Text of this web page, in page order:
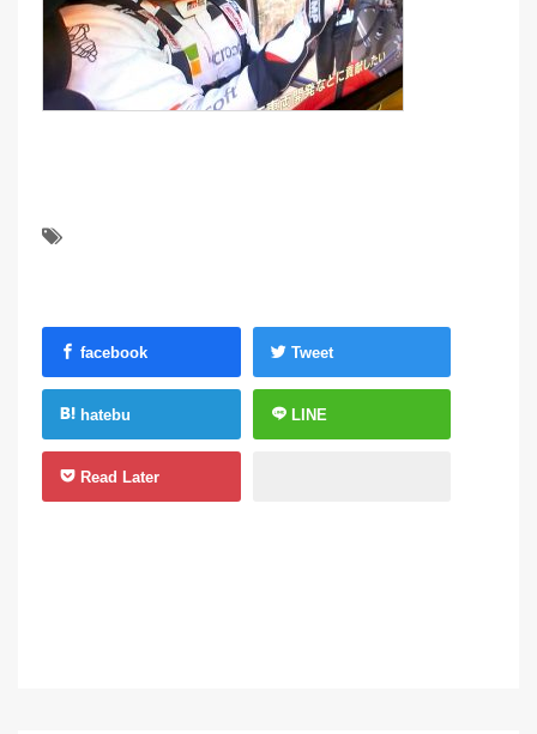
facebook Tweet
hatebu LINE
Read Later